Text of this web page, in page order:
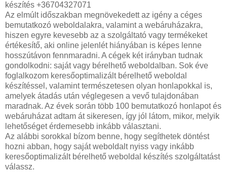
készítés +36704327071
Az elmúlt időszakban megnövekedett az igény a céges
bemutatkozó weboldalakra, valamint a webáruházakra,
hiszen egyre kevesebb az a szolgáltató vagy termékeket
értékesítő, aki online jelenlét hiányában is képes lenne
hosszútávon fennmaradni. A cégek két irányban tudnak
gondolkodni: saját vagy bérelhető weboldalban. Sok éve
foglalkozom keresőoptimalizált bérelhető weboldal
készítéssel, valamint természetesen olyan honlapokkal is,
amelyek átadás után véglegesen a vevő tulajdonában
maradnak. Az évek során több 100 bemutatkozó honlapot és
webáruházat adtam át sikeresen, így jól látom, mikor, melyik
lehetőséget érdemesebb inkább választani.
Az alábbi sorokkal bízom benne, hogy segíthetek döntést
hozni abban, hogy saját weboldalt nyiss vagy inkább
keresőoptimalizált bérelhető weboldal készítés szolgáltatást
válassz.